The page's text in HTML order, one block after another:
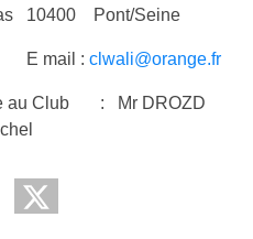
10400 Pont/Seine
E mail : clwali@orange.fr
au Club : Mr DROZD